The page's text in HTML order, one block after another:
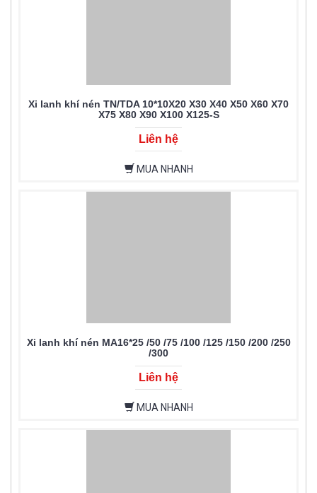
Xi lanh khí nén TN/TDA 10*10X20 X30 X40 X50 X60 X70
X75 X80 X90 X100 X125-S
Liên hệ
MUA NHANH
Xi lanh khí nén MA16*25 /50 /75 /100 /125 /150 /200 /250
/300
Liên hệ
MUA NHANH